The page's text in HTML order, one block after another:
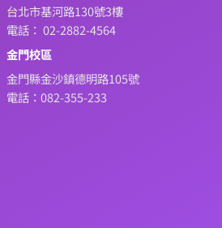
台北市基河路130號3樓
電話： 02-2882-4564
金門校區
金門縣金沙鎮德明路105號
電話：082-355-233